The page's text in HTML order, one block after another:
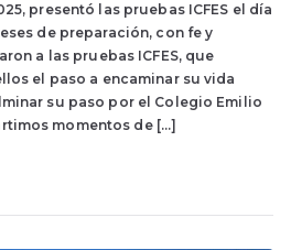
presentó las pruebas ICFES el día
de preparación, con fe y
a las pruebas ICFES, que
el paso a encaminar su vida
su paso por el Colegio Emilio
momentos de […]